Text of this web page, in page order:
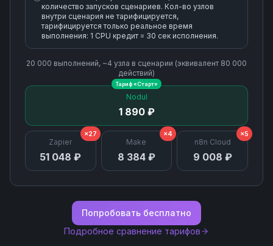
количество запусков сценариев. Кол-во узлов
внутри сценария не тарифицируется,
тарифицируется только реальное время
выполнения: 1 CPU кредит = 30 сек исполнения.
20 000 выполнений, ~4 узла в сценарии (эквивалент 80 000
действий)
Nodul
1 890 ₽
Тариф «Старт»
Zapier
51 048 ₽
×27
Make
8 384 ₽
×4
n8n Cloud
9 008 ₽
×5
Попробовать бесплатно
Подробное сравнение тарифов